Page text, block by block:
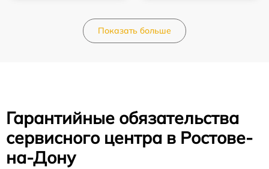
Показать больше
Гарантийные обязательства
сервисного центра в Ростове-
на-Дону